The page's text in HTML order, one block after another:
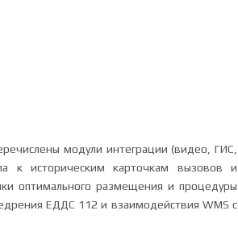
модули интеграции (видео, ГИС,
к историческим карточкам вызовов и
оптимального размещения и процедуры
ЕДДС 112 и взаимодействия WMS с